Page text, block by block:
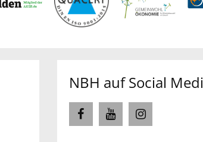
NBH auf Social